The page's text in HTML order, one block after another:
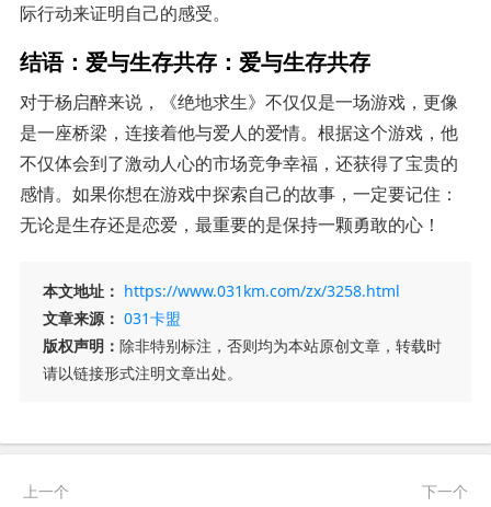
际行动来证明自己的感受。
结语：爱与生存共存：爱与生存共存
对于杨启醉来说，《绝地求生》不仅仅是一场游戏，更像
是一座桥梁，连接着他与爱人的爱情。根据这个游戏，他
不仅体会到了激动人心的市场竞争幸福，还获得了宝贵的
感情。如果你想在游戏中探索自己的故事，一定要记住：
无论是生存还是恋爱，最重要的是保持一颗勇敢的心！
本文地址： https://www.031km.com/zx/3258.html
文章来源： 031卡盟
版权声明： 除非特别标注，否则均为本站原创文章，转载时
请以链接形式注明文章出处。
上一个 下一个